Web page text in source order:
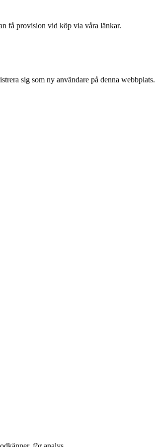
få provision vid köp via våra länkar.
sig som ny användare på denna webbplats.